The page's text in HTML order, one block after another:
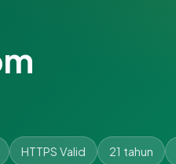
HTTPS Valid 21 tahun